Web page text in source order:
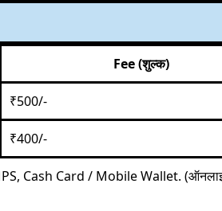
Fee (शुल्क)
₹500/-
₹400/-
Cash Card / Mobile Wallet.